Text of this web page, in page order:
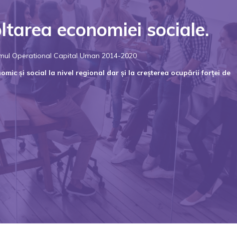
economiei sociale.
Operational Capital Uman 2014-2020
și social la nivel regional dar și la creșterea ocupării forței de